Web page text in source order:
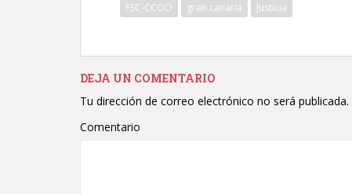
FSC-CCOO
gran canaria Justicia
DEJA UN COMENTARIO
Tu dirección de correo electrónico no será publicada.
Comentario